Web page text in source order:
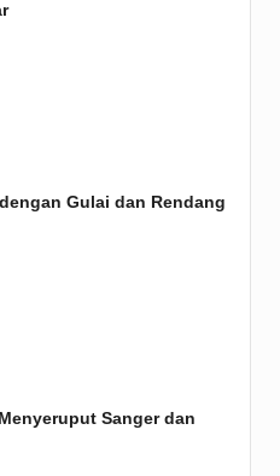
Gulai dan Rendang
Sanger dan